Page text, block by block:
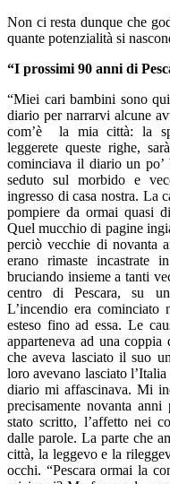
Non ci resta dunque che
quante potenzialità si
“I prossimi 90 anni di
“Miei cari bambini sono
diario per narrarvi alcune
com’è la mia città: la
leggerete queste righe,
cominciava il diario un po’
seduto sul morbido e
ingresso di casa nostra. La
pompiere da ormai quasi
Quel mucchio di pagine
perciò vecchie di novanta
erano rimaste incastrate
bruciando insieme a tanti
centro di Pescara, su
L’incendio era cominciato
esteso fino ad essa. Le
apparteneva ad una
che aveva lasciato il suo
loro avevano lasciato
diario mi affascinava. Mi
precisamente novanta
stato scritto, l’affetto nei
dalle parole. La parte che
città, la leggevo e la
occhi. “Pescara ormai la